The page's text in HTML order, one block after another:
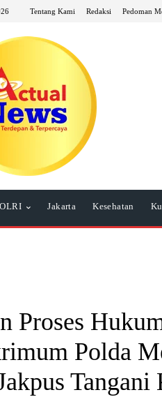
Tentang Kami Redaksi Pedoman
Jakarta Kesehatan
Proses
Polda